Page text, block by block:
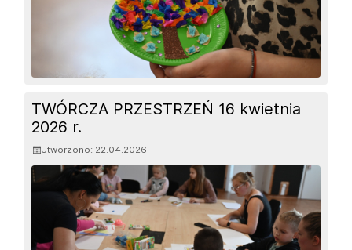
TWÓRCZA PRZESTRZEŃ 16 kwietnia
2026 r.
Utworzono: 22.04.2026